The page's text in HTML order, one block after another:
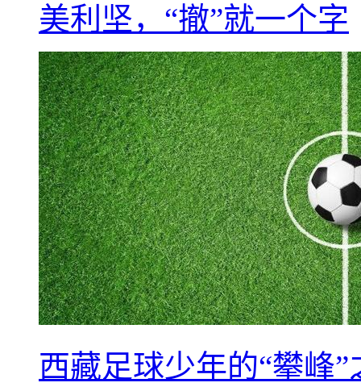
美利坚，“撤”就一个字
西藏足球少年的“攀峰